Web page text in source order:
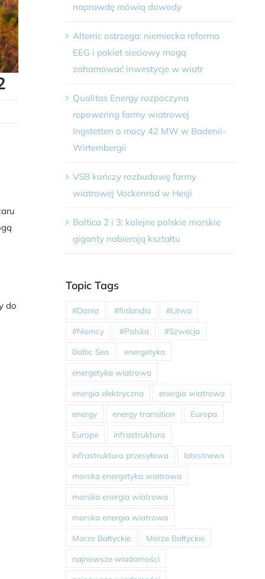
do
naprawdę mówią dowody
Alterric ostrzega: niemiecka reforma
EEG i pakiet sieciowy mogą
zahamować inwestycje w wiatr
Qualitas Energy rozpoczyna
repowering farmy wiatrowej
Ingstetten o mocy 42 MW w Badenii-
Wirtembergii
VSB kończy rozbudowę farmy
wiatrowej Vockenrod w Hesji
Baltica 2 i 3: kolejne polskie morskie
giganty nabierają kształtu
Topic Tags
#Dania #finlandia #Litwa
#Niemcy #Polska #Szwecja
Baltic Sea energetyka
energetyka wiatrowa
energia elektryczna energia wiatrowa
energy energy transition Europa
Europe infrastruktura
infrastruktura przesyłowa latestnews
morska energetyka wiatrowa
morska energia wiatrowa
morska energia wiatrowa
Morze Bałtyckie Morze Bałtyckie
najnowsze wiadomości